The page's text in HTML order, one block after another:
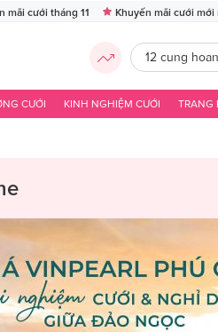
mãi cưới tháng 11 Khuyến mãi cưới mới
12 cung
CƯỚI KINH NGHIỆM CƯỚI TRANG